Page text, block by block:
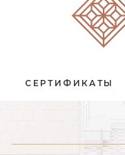
СЕРТИФИКАТЫ